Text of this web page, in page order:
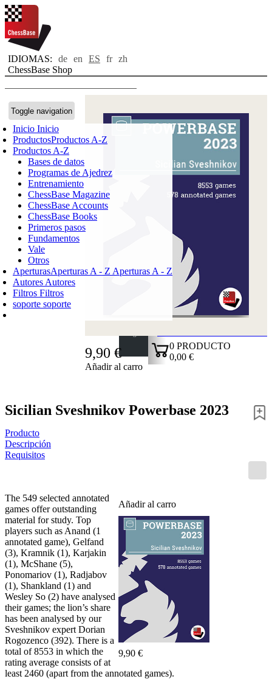
IDIOMAS: de en ES fr zh
ChessBase Shop
Toggle navigation
Inicio Inicio
ProductosProductos A-Z
Productos A-Z
Bases de datos
Programas de Ajedrez
Entrenamiento
ChessBase Magazine
ChessBase Accounts
ChessBase Books
Primeros pasos
Fundamentos
Vale
Otros
AperturasAperturas A - Z Aperturas A - Z
Autores Autores
Filtros Filtros
soporte soporte
0 PRODUCTO
0,00 €
9,90 €
Añadir al carro
Sicilian Sveshnikov Powerbase 2023
Producto
Descripción
Requisitos
Añadir al carro
9,90 €
The 549 selected annotated
games offer outstanding
material for study. Top
players such as Anand (1
annotated game), Gelfand
(3), Kramnik (1), Karjakin
(1), McShane (5),
Ponomariov (1), Radjabov
(1), Shankland (1) and
Wesley So (2) have analysed
their games; the lion’s share
has been analysed by our
Sveshnikov expert Dorian
Rogozenco (392). There is a
total of 8553 in which the
rating average consists of at
least 2460 (apart from the annotated games).